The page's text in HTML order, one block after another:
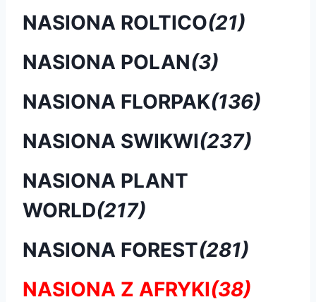
NASIONA ROLTICO(21)
NASIONA POLAN(3)
NASIONA FLORPAK(136)
NASIONA SWIKWI(237)
NASIONA PLANT
WORLD(217)
NASIONA FOREST(281)
NASIONA Z AFRYKI(38)